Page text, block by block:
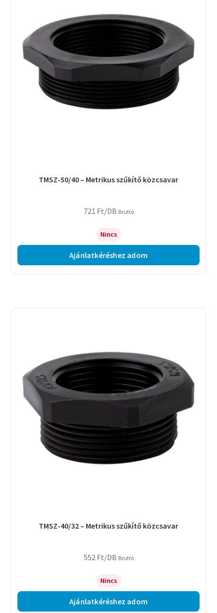
TMSZ-50/40 – Metrikus szűkítő közcsavar
721 Ft/DB Bruttó
Nincs
Ajánlatkéréshez adom
TMSZ-40/32 – Metrikus szűkítő közcsavar
552 Ft/DB Bruttó
Nincs
Ajánlatkéréshez adom